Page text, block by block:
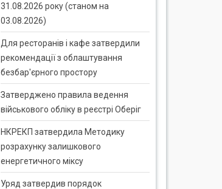
31.08.2026 року (станом на
03.08.2026)
Для ресторанів і кафе затвердили
рекомендації з облаштування
безбар'єрного простору
Затверджено правила ведення
військового обліку в реєстрі Оберіг
НКРЕКП затвердила Методику
розрахунку залишкового
енергетичного міксу
Уряд затвердив порядок